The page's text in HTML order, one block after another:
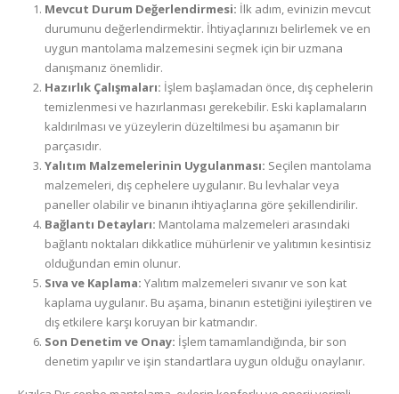
Mevcut Durum Değerlendirmesi: İlk adım, evinizin mevcut
durumunu değerlendirmektir. İhtiyaçlarınızı belirlemek ve en
uygun mantolama malzemesini seçmek için bir uzmana
danışmanız önemlidir.
Hazırlık Çalışmaları: İşlem başlamadan önce, dış cephelerin
temizlenmesi ve hazırlanması gerekebilir. Eski kaplamaların
kaldırılması ve yüzeylerin düzeltilmesi bu aşamanın bir
parçasıdır.
Yalıtım Malzemelerinin Uygulanması: Seçilen mantolama
malzemeleri, dış cephelere uygulanır. Bu levhalar veya
paneller olabilir ve binanın ihtiyaçlarına göre şekillendirilir.
Bağlantı Detayları: Mantolama malzemeleri arasındaki
bağlantı noktaları dikkatlice mühürlenir ve yalıtımın kesintisiz
olduğundan emin olunur.
Sıva ve Kaplama: Yalıtım malzemeleri sıvanır ve son kat
kaplama uygulanır. Bu aşama, binanın estetiğini iyileştiren ve
dış etkilere karşı koruyan bir katmandır.
Son Denetim ve Onay: İşlem tamamlandığında, bir son
denetim yapılır ve işin standartlara uygun olduğu onaylanır.